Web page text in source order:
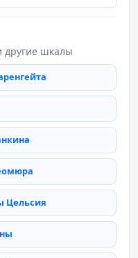
другие шкалы
Цельсия